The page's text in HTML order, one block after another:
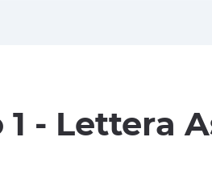
1 - Lettera